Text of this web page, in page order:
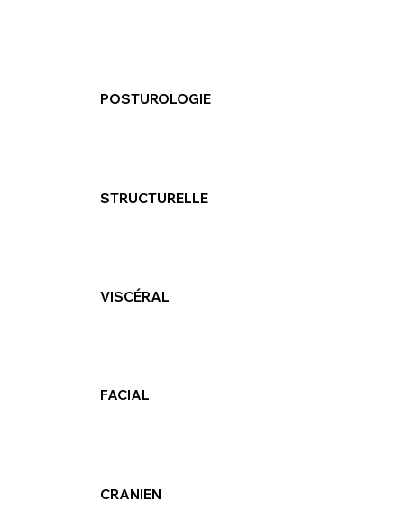
POSTUROLOGIE
STRUCTURELLE
VISCÉRAL
FACIAL
CRANIEN